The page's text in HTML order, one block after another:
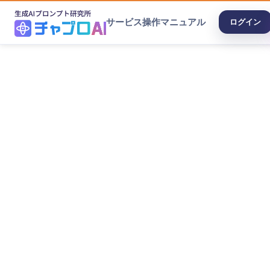
サービス操作マニュアル ログイン